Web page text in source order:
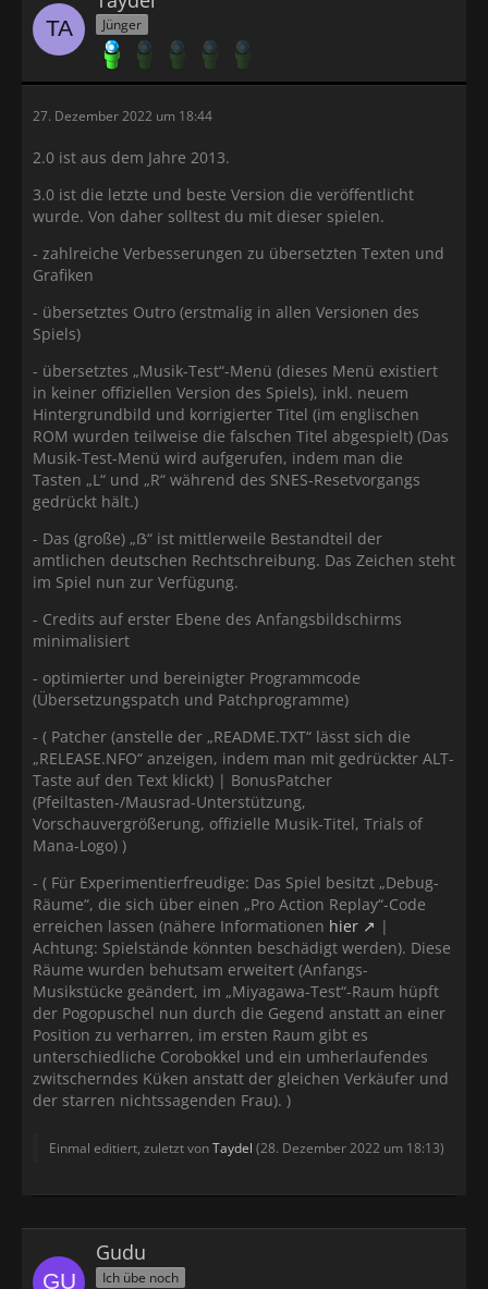
Jünger
27. Dezember 2022 um 18:44
2.0 ist aus dem Jahre 2013.
3.0 ist die letzte und beste Version die veröffentlicht
wurde. Von daher solltest du mit dieser spielen.
- zahlreiche Verbesserungen zu übersetzten Texten und
Grafiken
- übersetztes Outro (erstmalig in allen Versionen des
Spiels)
- übersetztes „Musik-Test“-Menü (dieses Menü existiert
in keiner offiziellen Version des Spiels), inkl. neuem
Hintergrundbild und korrigierter Titel (im englischen
ROM wurden teilweise die falschen Titel abgespielt) (Das
Musik-Test-Menü wird aufgerufen, indem man die
Tasten „L“ und „R“ während des SNES-Resetvorgangs
gedrückt hält.)
- Das (große) „ẞ“ ist mittlerweile Bestandteil der
amtlichen deutschen Rechtschreibung. Das Zeichen steht
im Spiel nun zur Verfügung.
- Credits auf erster Ebene des Anfangsbildschirms
minimalisiert
- optimierter und bereinigter Programmcode
(Übersetzungspatch und Patchprogramme)
- ( Patcher (anstelle der „README.TXT“ lässt sich die
„RELEASE.NFO“ anzeigen, indem man mit gedrückter ALT-
Taste auf den Text klickt) | BonusPatcher
(Pfeiltasten-/Mausrad-Unterstützung,
Vorschauvergrößerung, offizielle Musik-Titel, Trials of
Mana-Logo) )
- ( Für Experimentierfreudige: Das Spiel besitzt „Debug-
Räume“, die sich über einen „Pro Action Replay“-Code
erreichen lassen (nähere Informationen hier
|
Achtung: Spielstände könnten beschädigt werden). Diese
Räume wurden behutsam erweitert (Anfangs-
Musikstücke geändert, im „Miyagawa-Test“-Raum hüpft
der Pogopuschel nun durch die Gegend anstatt an einer
Position zu verharren, im ersten Raum gibt es
unterschiedliche Corobokkel und ein umherlaufendes
zwitscherndes Küken anstatt der gleichen Verkäufer und
der starren nichtssagenden Frau). )
Einmal editiert, zuletzt vonTaydel (28. Dezember 2022 um 18:13)
Gudu
Ich übe noch